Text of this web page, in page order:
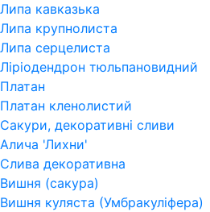
Липа кавказька
Липа крупнолиста
Липа серцелиста
Ліріодендрон тюльпановидний
Платан
Платан кленолистий
Сакури, декоративні сливи
Алича 'Лихни'
Слива декоративна
Вишня (сакура)
Вишня куляста (Умбракуліфера)